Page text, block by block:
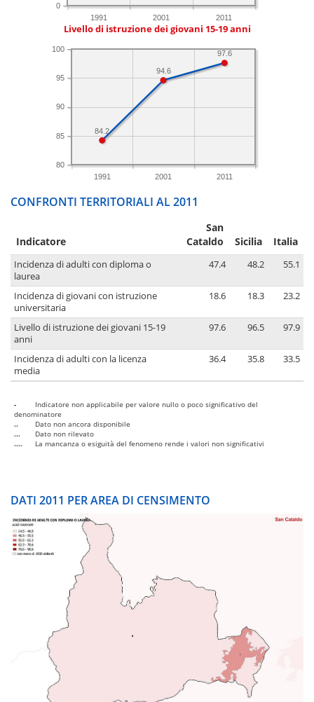
1991 2001 2011
0
Livello di istruzione dei giovani 15-19 anni
1991 2001 2011
80
85
90
95
100
97.6
94.6
84.2
CONFRONTI TERRITORIALI AL 2011
Indicatore
San
Cataldo
Sicilia Italia
Incidenza di adulti con diploma o
laurea
47.4 48.2 55.1
Incidenza di giovani con istruzione
universitaria
18.6 18.3 23.2
Livello di istruzione dei giovani 15-19
anni
97.6 96.5 97.9
Incidenza di adulti con la licenza
media
36.4 35.8 33.5
-
Indicatore non applicabile per valore nullo o poco significativo del
denominatore
..
Dato non ancora disponibile
...
Dato non rilevato
....
La mancanza o esiguità del fenomeno rende i valori non significativi
DATI 2011 PER AREA DI CENSIMENTO